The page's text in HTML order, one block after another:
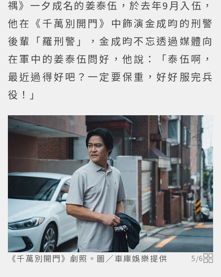
禑》一夕成名的姜泰伍，於去年9月入伍，
他在《千萬別開門》中飾演金成昀的刑警
後輩「羅刑警」，金成昀不忘透過媒體向
在軍中的姜泰伍問好，他說：「泰伍啊，
最近過得好吧？一定要保重，好好服完兵
役！」
《千萬別開門》劇照。圖／車庫娛樂提供 5/6